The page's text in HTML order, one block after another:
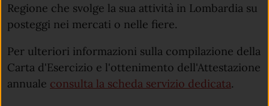
Regione che svolge la sua attività in Lombardia su
posteggi nei mercati o nelle fiere.
Per ulteriori informazioni sulla compilazione della
Carta d'Esercizio e l'ottenimento dell'Attestazione
annuale consulta la scheda servizio dedicata.